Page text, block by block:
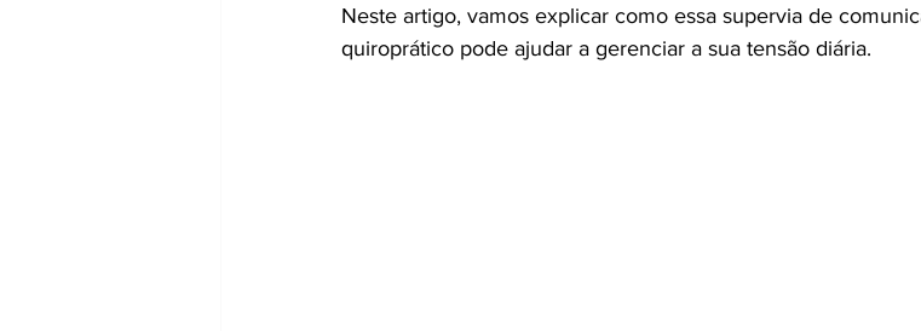
Neste artigo, vamos explicar como essa supervia de
quiroprático pode ajudar a gerenciar a sua tensão diária.